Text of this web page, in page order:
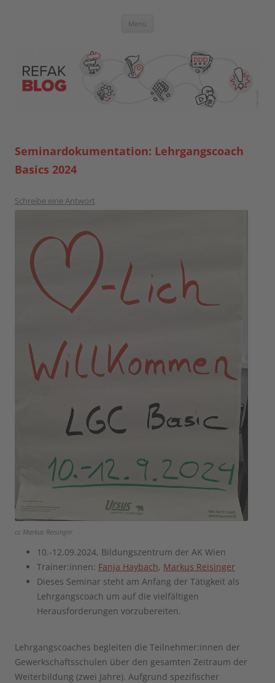
Blog der Referent:innen Akademie
Menü
Seminardokumentation: Lehrgangscoach
Basics 2024
Schreibe eine Antwort
cc Markus Reisinger
10.-12.09.2024, Bildungszentrum der AK Wien
Trainer:innen: Fanja Haybach, Markus Reisinger
Dieses Seminar steht am Anfang der Tätigkeit als
Lehrgangscoach um auf die vielfältigen
Herausforderungen vorzubereiten.
Lehrgangscoaches begleiten die Teilnehmer:innen der
Gewerkschaftsschulen über den gesamten Zeitraum der
Weiterbildung (zwei Jahre). Aufgrund spezifischer